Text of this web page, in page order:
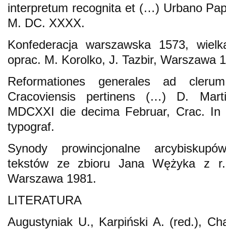
interpretum recognita et (…) Urbano
M. DC. XXXX.
Konfederacja warszawska 1573,
oprac. M. Korolko, J. Tazbir, Warszawa
Reformationes generales ad
Cracoviensis pertinens (…) D.
MDCXXI die decima Februar, Crac. In
typograf.
Synody prowincjonalne
tekstów ze zbioru Jana Wężyka z
Warszawa 1981.
LITERATURA
Augustyniak U., Karpiński A. (red.),